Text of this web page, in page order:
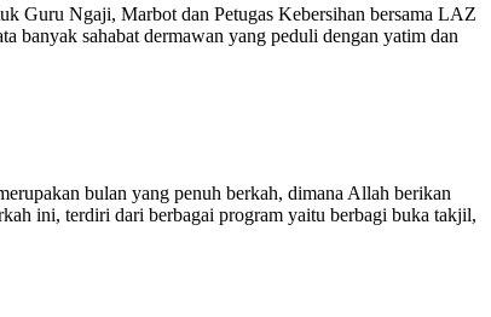
Guru Ngaji, Marbot dan Petugas Kebersihan bersama LAZ
banyak sahabat dermawan yang peduli dengan yatim dan
bulan yang penuh berkah, dimana Allah berikan
ini, terdiri dari berbagai program yaitu berbagi buka takjil,